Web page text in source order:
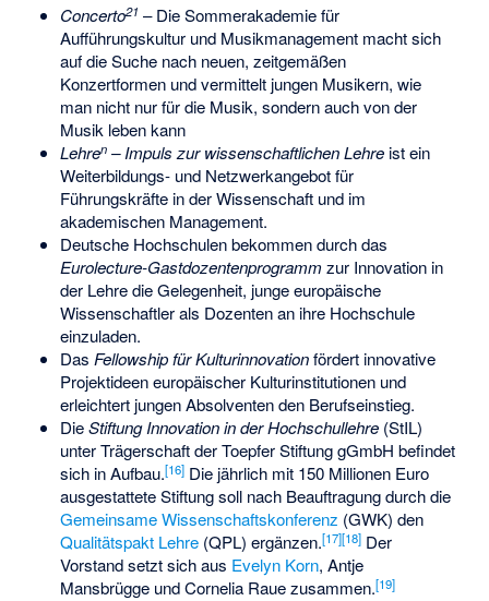
Concerto21 – Die Sommerakademie für
Aufführungskultur und Musikmanagement macht sich
auf die Suche nach neuen, zeitgemäßen
Konzertformen und vermittelt jungen Musikern, wie
man nicht nur für die Musik, sondern auch von der
Musik leben kann
Lehren– Impuls zur wissenschaftlichen Lehreist ein
Weiterbildungs- und Netzwerkangebot für
Führungskräfte in der Wissenschaft und im
akademischen Management.
Deutsche Hochschulen bekommen durch das
Eurolecture-Gastdozentenprogramm zur Innovation in
der Lehre die Gelegenheit, junge europäische
Wissenschaftler als Dozenten an ihre Hochschule
einzuladen.
Das Fellowship für Kulturinnovationfördert innovative
Projektideen europäischer Kulturinstitutionen und
erleichtert jungen Absolventen den Berufseinstieg.
DieStiftung Innovation in der Hochschullehre(StIL)
unter Trägerschaft der Toepfer Stiftung gGmbH befindet
sich in Aufbau.[16]Die jährlich mit 150 Millionen Euro
ausgestattete Stiftung soll nach Beauftragung durch die
Gemeinsame Wissenschaftskonferenz (GWK) den
Qualitätspakt Lehre(QPL) ergänzen.[17][18]Der
Vorstand setzt sich aus Evelyn Korn, Antje
MansbrüggeundCornelia Rauezusammen.[19]